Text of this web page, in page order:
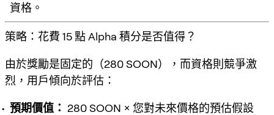
資格。
策略：花費 15 點 Alpha 積分是否值得？
由於獎勵是固定的（280 SOON），而資格則競爭激
烈，用戶傾向於評估：
預期價值： 280 SOON × 您對未來價格的預估假設